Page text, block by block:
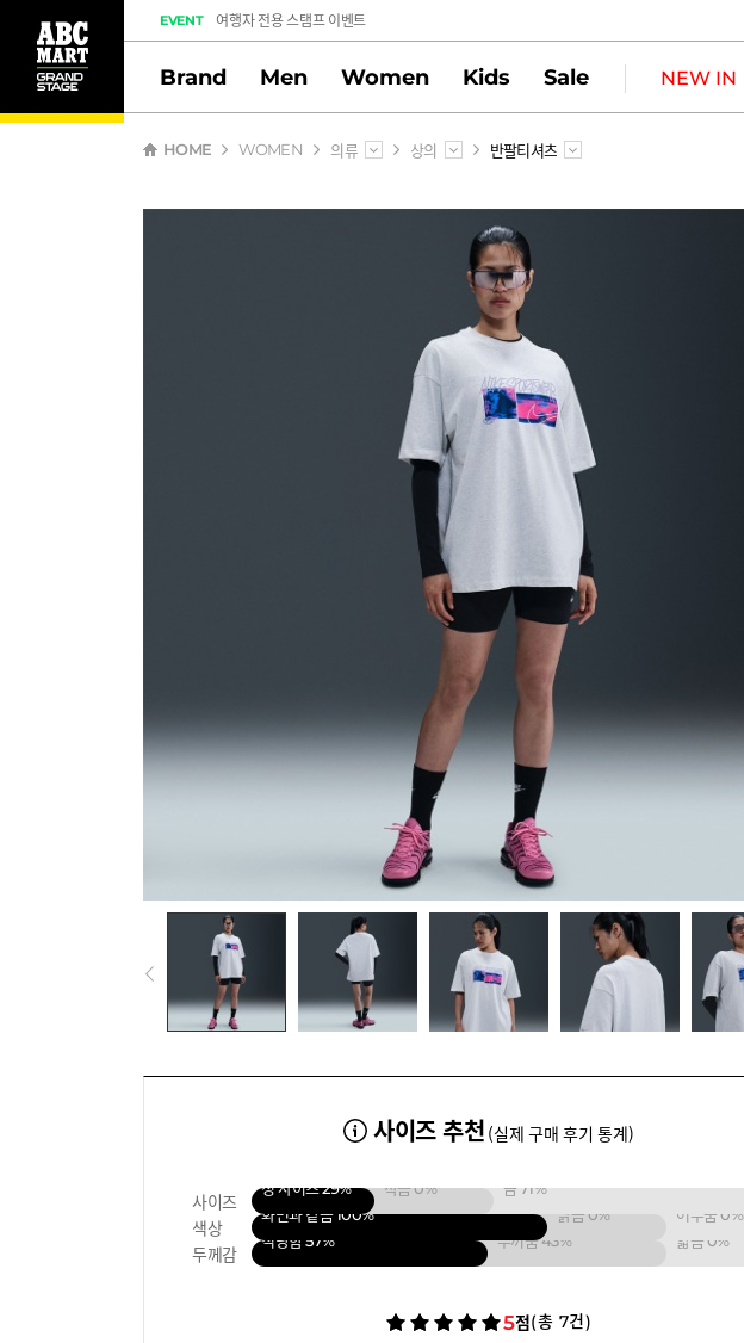
EVENT
여행자 전용 스탬프 이벤트
멤버십 스탬프 활동 만족도 조사 당첨자 안내
Brand Men Women Kids Sale NEW IN
HOME WOMEN 의류 상의 반팔티셔츠
사이즈 추천 (실제 구매 후기 통계)
사이즈
정 사이즈29% 작음0% 큼71%
색상
화면과 같음 100% 밝음0% 어두움0%
두께감
적당함 57% 두꺼움43% 얇음0%
5점(총 7건)